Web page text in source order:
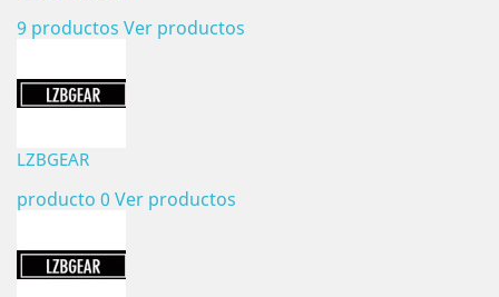
9 productos Ver productos
LZBGEAR
producto 0 Ver productos